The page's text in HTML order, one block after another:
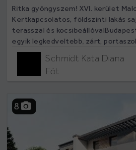
Ritka gyöngyszem! XVI. kerület
Kertkapcsolatos, földszinti lakás
terasszal és
egyik legkedveltebb, zárt,
Schmidt Kata Diana
Fót
8